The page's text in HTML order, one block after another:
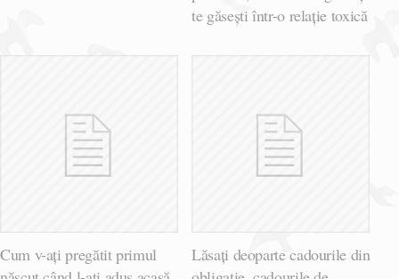
te găsești într-o relație toxică
Cum v-ați pregătit primul
Lăsați deoparte cadourile din